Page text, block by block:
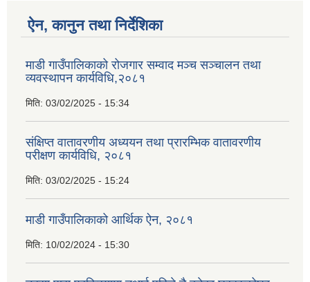
ऐन, कानुन तथा निर्देशिका
माडी गाउँपालिकाको रोजगार सम्वाद मञ्च सञ्चालन तथा
व्यवस्थापन कार्यविधि,२०८१
मिति: 03/02/2025 - 15:34
संक्षिप्त वातावरणीय अध्ययन तथा प्रारम्भिक वातावरणीय
परीक्षण कार्यविधि, २०८१
मिति: 03/02/2025 - 15:24
माडी गाउँपालिकाको आर्थिक ऐन, २०८१
मिति: 10/02/2024 - 15:30